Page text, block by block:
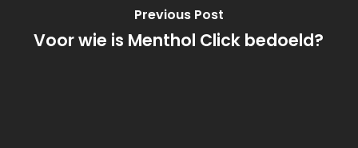
Previous Post
Voor wie is Menthol Click bedoeld?